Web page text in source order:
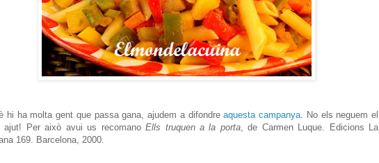
hi ha molta gent que passa gana, ajudem a difondreaquesta campanya. No els neguem el
ajut! Per això avui us recomanoElls truquen a la porta, de Carmen Luque. Edicions La
169. Barcelona, 2000.